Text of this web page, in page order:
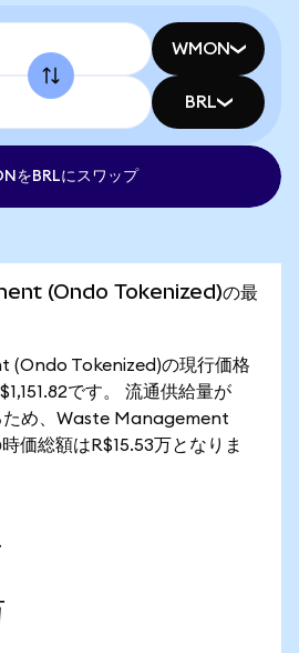
WMON
BRL
をBRLにスワップ
(Ondo Tokenized)の最
(Ondo Tokenized)の現行価格
です。 流通供給量が
ため、Waste Management
価総額はR$15.53万となりま